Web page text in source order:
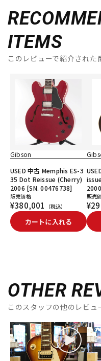
ITEMS
このレビューで紹介された
Gibson
USED 中古 Memphis ES-3
35 Dot Reissue (Cherry)
2006 [SN. 00476738]
販売価格
¥380,001 （税込）
カートに入れる
販売
OTHER
このスタッフの他のレビュ